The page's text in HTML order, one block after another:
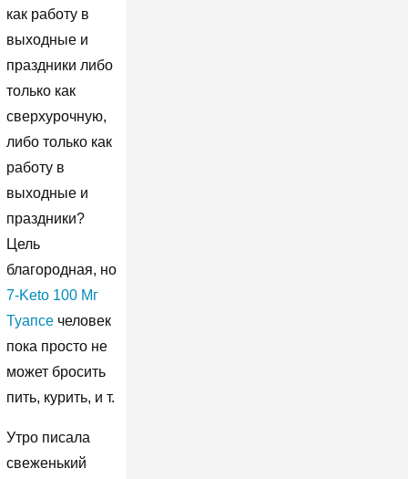
как работу в
выходные и
праздники либо
только как
сверхурочную,
либо только как
работу в
выходные и
праздники?
Цель
благородная, но
7-Keto 100 Мг
Туапсечеловек
пока просто не
может бросить
пить, курить, и т.
Утро писала
свеженький